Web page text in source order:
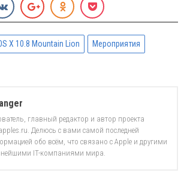
X 10.8 Mountain Lion Мероприятия
главный редактор и автор проекта
Делюсь с вами самой последней
обо всём, что связано с Apple и другими
IT-компаниями мира.